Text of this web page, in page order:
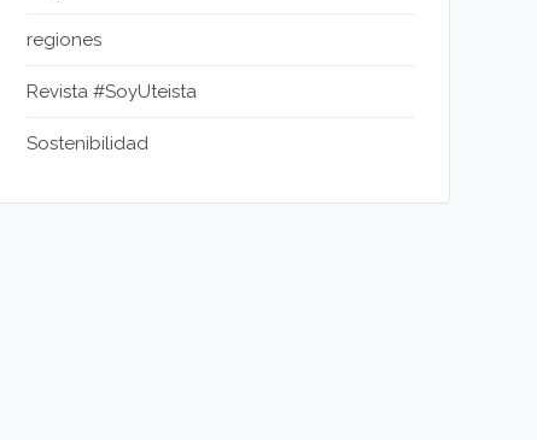
regiones
Revista #SoyUteista
Sostenibilidad